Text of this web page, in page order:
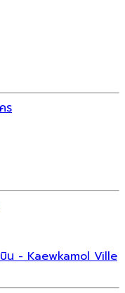
ร
น - Kaewkamol Ville